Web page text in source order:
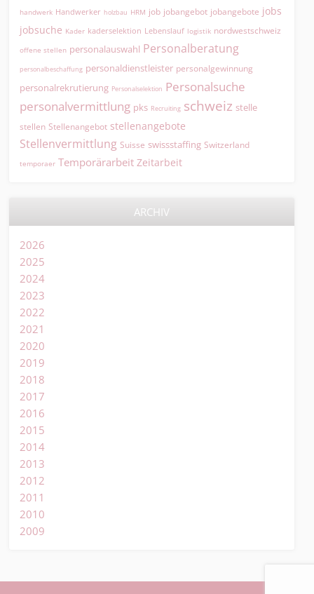
handwerk Handwerker holzbau HRM job jobangebot jobangebote jobs
jobsuche Kader kaderselektion Lebenslauf logistik nordwestschweiz
offene stellen personalauswahl Personalberatung
personalbeschaffung personaldienstleister personalgewinnung
personalrekrutierung Personalselektion Personalsuche
personalvermittlung pks Recruiting schweiz stelle
stellen Stellenangebot stellenangebote
Stellenvermittlung Suisse swissstaffing Switzerland
temporaer Temporärarbeit Zeitarbeit
ARCHIV
2026
2025
2024
2023
2022
2021
2020
2019
2018
2017
2016
2015
2014
2013
2012
2011
2010
2009